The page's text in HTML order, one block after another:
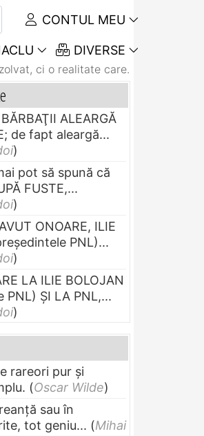
CONTUL MEU
DIVERSE
ci o realitate care...
ALEARGĂ
de fapt aleargă...
)
pot să spună că
FUSTE,...
)
ONOARE, ILIE
PNL)...
)
LA ILIE BOLOJAN
PNL) ŞI LA PNL,...
)
rareori pur și
(Oscar Wilde)
sau în
tot geniu... (Mihai